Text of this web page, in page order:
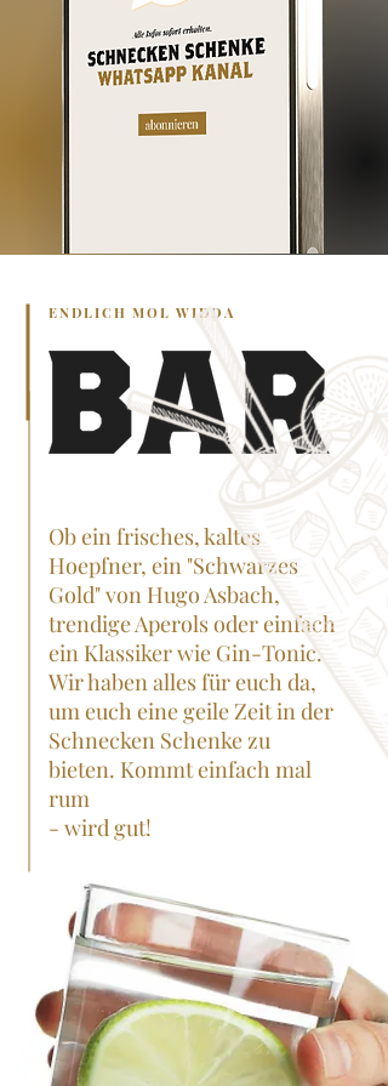
ENDLICH MOL WIDDA
Ob ein frisches, kaltes
Hoepfner, ein "Schwarzes
Gold" von Hugo Asbach,
trendige Aperols oder einfach
ein Klassiker wie Gin-Tonic.
Wir haben alles für euch da,
um euch eine geile Zeit in der
Schnecken Schenke zu
bieten. Kommt einfach mal
rum
- wird gut!